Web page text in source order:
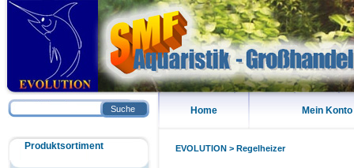
Home Mein Konto
EVOLUTION > Regelheizer
Suche
Produktsortiment